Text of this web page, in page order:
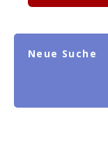
Neue Suche